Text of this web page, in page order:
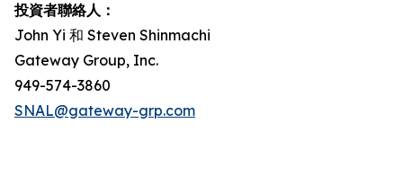
投資者聯絡人：
John Yi 和 Steven Shinmachi
Gateway Group, Inc.
949-574-3860
SNAL@gateway-grp.com